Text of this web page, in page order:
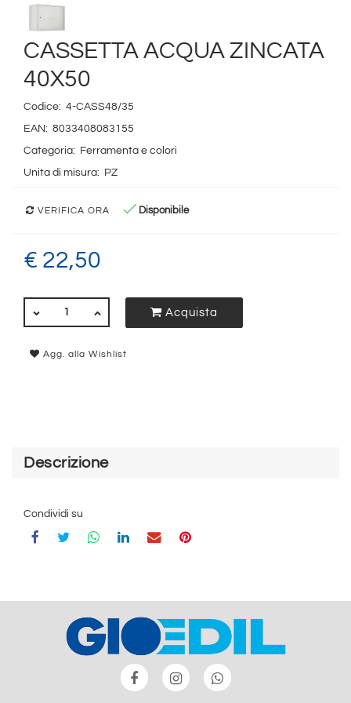
CASSETTA ACQUA ZINCATA
40X50
Codice: 4-CASS48/35
EAN: 8033408083155
Categoria:
Ferramenta e colori
Unita di misura:
PZ
VERIFICA ORA Disponibile
€ 22,50
Acquista
Agg. alla Wishlist
Descrizione
Condividi su